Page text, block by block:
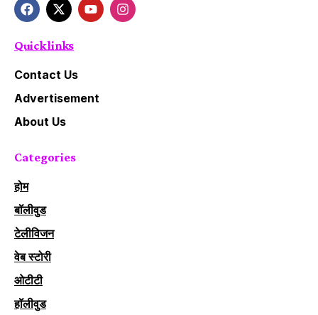
Quick links
Contact Us
Advertisement
About Us
Categories
होम
बॉलीवुड
टेलीविजन
वेब स्टोरी
ओटीटी
हॉलीवुड